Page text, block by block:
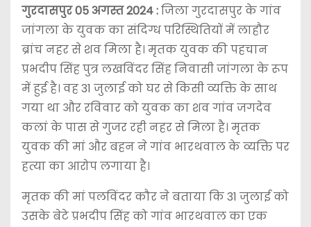
गुरदासपुर 05 अगस्त 2024 :जिला गुरदासपुर के गांव
जांगला के युवक का संदिग्ध परिस्थितियों में लाहौर
ब्रांच नहर से शव मिला है। मृतक युवक की पहचान
प्रभदीप सिंह पुत्र लखविंदर सिंह निवासी जांगला के रूप
में हुई है। वह 31 जुलाई को घर से किसी व्यक्ति के साथ
गया था और रविवार को युवक का शव गांव जगदेव
कलां के पास से गुजर रही नहर से मिला है। मृतक
युवक की मां और बहन ने गांव भारथवाल के व्यक्ति पर
हत्या का आरोप लगाया है।
मृतक की मां पलविंदर कौर ने बताया कि 31 जुलाई को
उसके बेटे प्रभदीप सिंह को गांव भारथवाल का एक